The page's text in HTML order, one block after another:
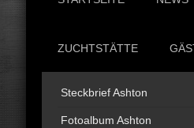
ZUCHTSTÄTTE
Steckbrief Ashton
Fotoalbum Ashton